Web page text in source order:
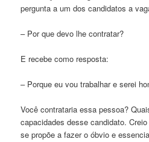
pergunta a um dos candidatos a
– Por que devo lhe contratar?
E recebe como resposta:
– Porque eu vou trabalhar e serei
Você contrataria essa pessoa?
capacidades desse candidato.
se propõe a fazer o óbvio e